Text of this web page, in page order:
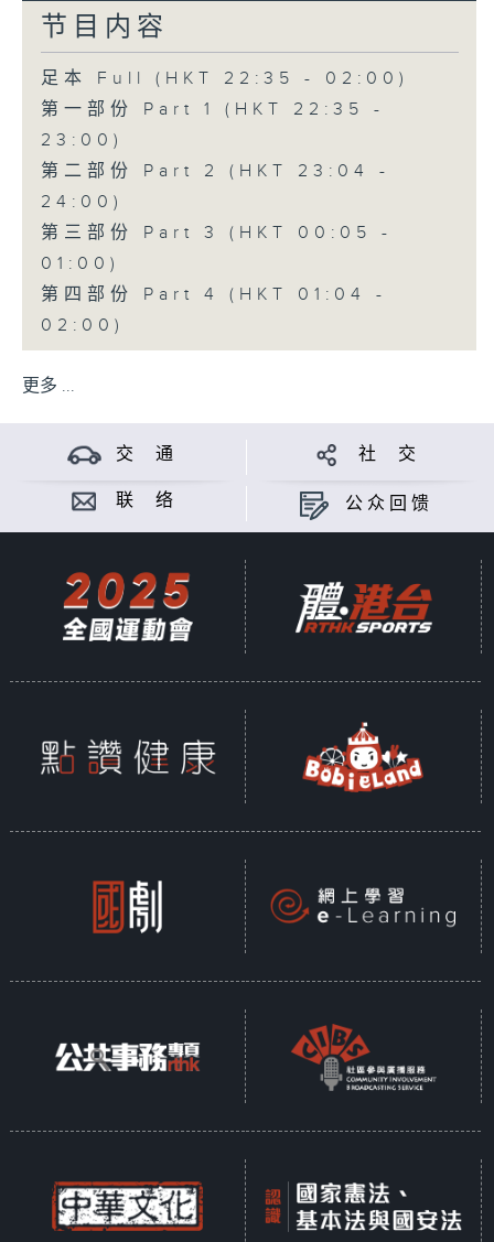
节目内容
足本 Full (HKT 22:35 - 02:00)
第一部份 Part 1 (HKT 22:35 -
23:00)
第二部份 Part 2 (HKT 23:04 -
24:00)
第三部份 Part 3 (HKT 00:05 -
01:00)
第四部份 Part 4 (HKT 01:04 -
02:00)
更多 ...
交 通 社 交
联 络 公众回馈